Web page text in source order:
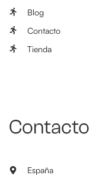
Blog
Contacto
Tienda
Contacto
España